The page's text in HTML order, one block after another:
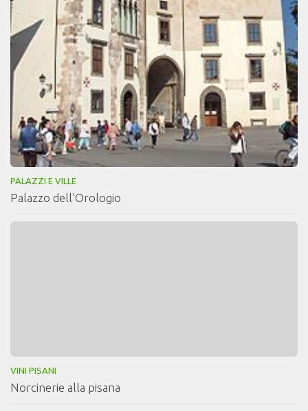
PALAZZI E VILLE
Palazzo dell'Orologio
VINI PISANI
Norcinerie alla pisana